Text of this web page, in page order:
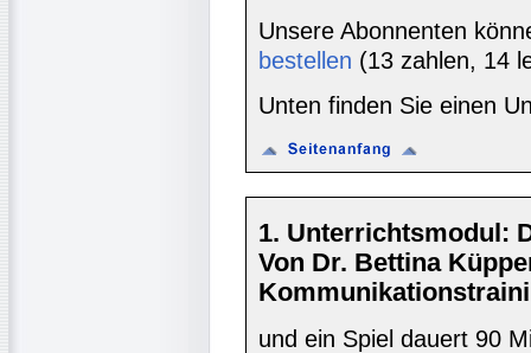
Unsere Abonnenten
bestellen (13 zahlen, 14
Unten finden Sie einen
1. Unterrichtsmodul:
Von Dr. Bettina
und ein Spiel dauert 90